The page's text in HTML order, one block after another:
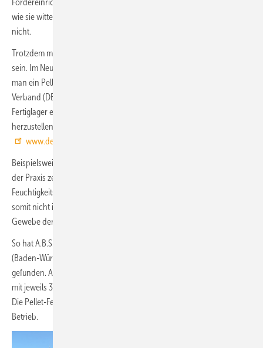
Fördereinrichtungen der Pelletheizung. Eine normale Luftfeuchtigkeit,
wie sie witterungsbedingt in Räumen auftritt, schadet den Pellets aber
nicht.
Trotzdem müssen Pelletlager während des ganzen Jahres trocken
sein. Im Neubau sollten Böden und Wände gut austrocknen, bevor
man ein Pelletlager installiert. Der Deutsche Energieholz- und Pellet-
Verband (DEPV) empfiehlt bei auch nur zeitweiligen feuchten Wänden,
Fertiglager einzusetzen oder einen fachgerechten Feuchtigkeitsschutz
herzustellen (DEPV-Lagerbroschüre als Download:
www.depi.de/lagerbroschuere
Beispielsweise hinterlüftete Vorwandschalungen sind hier möglich. In
der Praxis zeigt sich aber oft, dass die Kosten für einen fachgerechten
Feuchtigkeitsschutz in Bunkerlagern nicht wirtschaftlich sind und sie
somit nicht in Frage kommen, Silolösungen aber schon. Denn das
Gewebe der Silos ist atmungsaktiv.
So hat A.B.S. im Altbau-Rathaus der Gemeinde Aglasterhausen
(Baden-Württemberg) für einen Gewölbekeller eine Gewebesilolösung
gefunden. Aufgrund der räumlichen Gegebenheiten wurden drei Silos
mit jeweils 3,4 t Fassungsvermögen in einer Kaskade realisiert (
Die Pellet-Feuerung und die Silos sind seit acht Jahren störungsfrei in
Betrieb.